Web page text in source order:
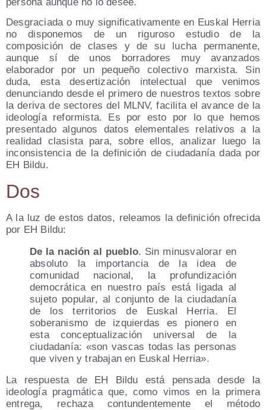
Desgraciada o muy significativamente en Euskal Herria
no disponemos de un riguroso estudio de la
composición de clases y de su lucha permanente,
aunque sí de unos borradores muy avanzados
elaborador por un pequeño colectivo marxista. Sin
duda, esta desertización intelectual que venimos
denunciando desde el primero de nuestros textos sobre
la deriva de sectores del MLNV, facilita el avance de la
ideología reformista. Es por esto por lo que hemos
presentado algunos datos elementales relativos a la
realidad clasista para, sobre ellos, analizar luego la
inconsistencia de la definición de ciudadanía dada por
EH Bildu.
Dos
A la luz de estos datos, releamos la definición ofrecida
por EH Bildu:
De la nación al pueblo. Sin minusvalorar en
absoluto la importancia de la idea de
comunidad nacional, la profundización
democrática en nuestro país está ligada al
sujeto popular, al conjunto de la ciudadanía
de los territorios de Euskal Herria. El
soberanismo de izquierdas es pionero en
esta conceptualización universal de la
ciudadanía: «son vascas todas las personas
que viven y trabajan en Euskal Herria».
La respuesta de EH Bildu está pensada desde la
ideología pragmática que, como vimos en la primera
entrega, rechaza contundentemente el método